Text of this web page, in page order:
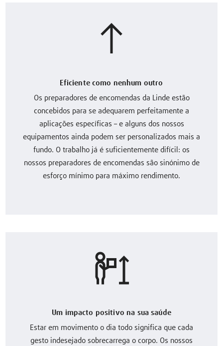
Eficiente como nenhum outro
Os preparadores de encomendas da Linde estão
concebidos para se adequarem perfeitamente a
aplicações específicas – e alguns dos nossos
equipamentos ainda podem ser personalizados mais a
fundo. O trabalho já é suficientemente difícil: os
nossos preparadores de encomendas são sinónimo de
esforço mínimo para máximo rendimento.
Um impacto positivo na sua saúde
Estar em movimento o dia todo significa que cada
gesto indesejado sobrecarrega o corpo. Os nossos